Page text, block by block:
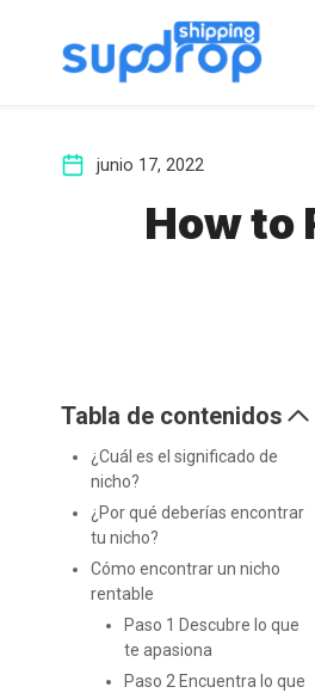
contenido
junio 17, 2022
How to
Tabla de contenidos
¿Cuál es el significado de
nicho?
¿Por qué deberías encontrar
tu nicho?
Cómo encontrar un nicho
rentable
Paso 1 Descubre lo que
te apasiona
Paso 2 Encuentra lo que